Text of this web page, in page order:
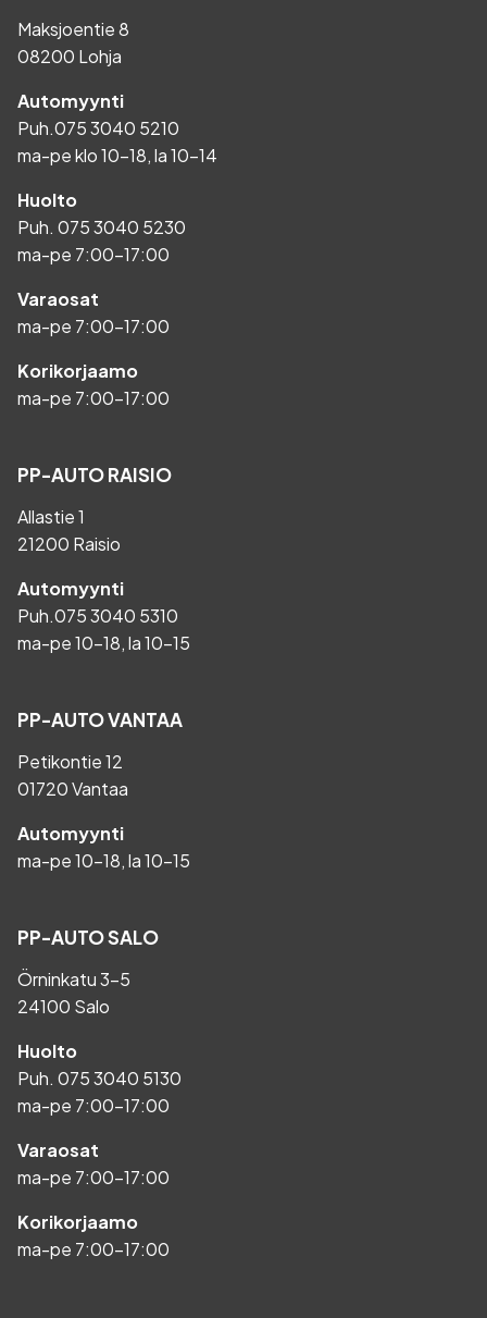
Maksjoentie 8
08200 Lohja
Automyynti
Puh.075 3040 5210
ma-pe klo 10-18, la 10-14
Huolto
Puh. 075 3040 5230
ma-pe 7:00-17:00
Varaosat
ma-pe 7:00-17:00
Korikorjaamo
ma-pe 7:00-17:00
PP-AUTO RAISIO
Allastie 1
21200 Raisio
Automyynti
Puh.075 3040 5310
ma-pe 10-18, la 10-15
PP-AUTO VANTAA
Petikontie 12
01720 Vantaa
Automyynti
ma-pe 10-18, la 10-15
PP-AUTO SALO
Örninkatu 3-5
24100 Salo
Huolto
Puh. 075 3040 5130
ma-pe 7:00-17:00
Varaosat
ma-pe 7:00-17:00
Korikorjaamo
ma-pe 7:00-17:00